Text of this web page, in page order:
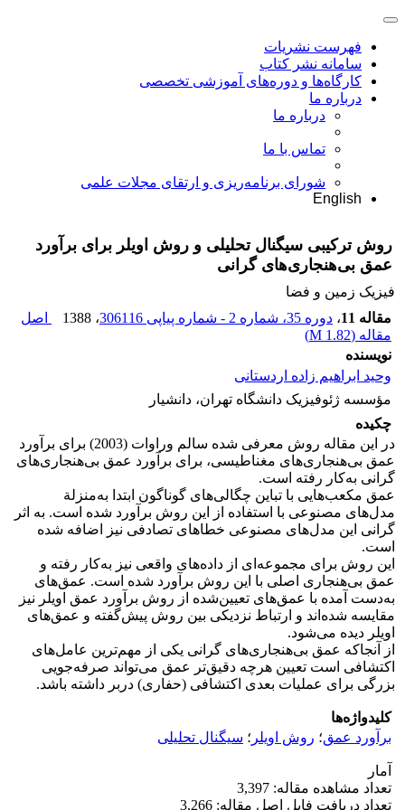
فهرست نشریات
سامانه نشر کتاب
کارگاه‌ها و دوره‌های آموزشی تخصصی
درباره ما
درباره ما
تماس با ما
شورای برنامه‌ریزی و ارتقای مجلات علمی
English
روش ترکیبی سیگنال تحلیلی و روش اویلر برای برآورد
عمق بی‌هنجاری‌‌های گرانی
فیزیک زمین و فضا
مقاله 11
، دوره 35، شماره 2 - شماره پیاپی 306116 ، 1388
اصل
مقاله (1.82 M
)
نویسنده
وحید ابراهیم‌ زاده اردستانی
مؤسسه ژئوفیزیک دانشگاه تهران، دانشیار
چکیده
در این مقاله روش معرفی شده سالم وراوات (2003) برای برآورد
عمق بی‌هنجاری‌های مغناطیسی، برای برآورد عمق بی‌هنجاری‌های
گرانی به‌کار رفته است.
عمق مکعب‌هایی با تباین چگالی‌های گوناگون ابتدا به‌منزلة
مدل‌های مصنوعی با استفاده از این روش برآورد شده است. به اثر
گرانی این مدل‌های مصنوعی خطاهای تصادفی نیز اضافه شده
است.
این روش برای مجموعه‌ای از داده‌های واقعی نیز به‌کار رفته و
عمق بی‌هنجاری اصلی با این روش برآورد شده است. عمق‌‌های
به‌دست آمده با عمق‌های تعیین‌شده از روش برآورد عمق اویلر نیز
مقایسه شده‌اند و ارتباط نزدیکی بین روش پیش‌گفته و عمق‌های
اویلر دیده می‌شود.
از آنجاکه عمق بی‌هنجاری‌های گرانی یکی از مهم‌ترین عامل‌های
اکتشافی است تعیین هرچه دقیق‌تر عمق می‌تواند صرفه‌جویی
بزرگی برای عملیات بعدی اکتشافی (حفاری) دربر داشته باشد.
کلیدواژه‌ها
برآورد عمق؛ روش اویلر ؛ سیگنال تحلیلی
آمار
تعداد مشاهده مقاله: 3,397
تعداد دریافت فایل اصل مقاله: 3,266